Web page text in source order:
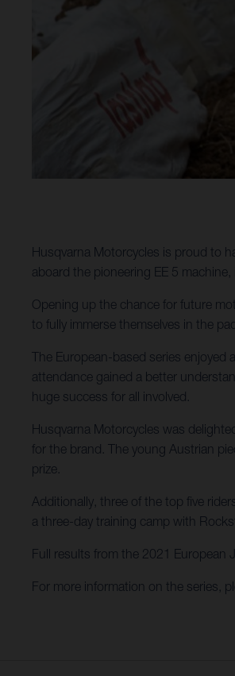
Husqvarna Motorcycles is proud to
aboard the pioneering EE 5
Opening up the chance for future
to fully immerse themselves in the
The European-based series enjoyed
attendance gained a better
huge success for all involved.
Husqvarna Motorcycles was
for the brand. The young Austrian
prize.
Additionally, three of the top five
a three-day training camp with
Full results from the 2021 European
For more information on the series,